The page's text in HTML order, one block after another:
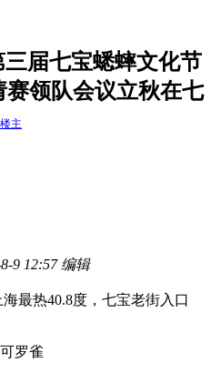
届七宝蟋蟀文化节
赛领队会议立秋在七
主
9 12:57 编辑
最热40.8度，七宝老街入口
罗雀